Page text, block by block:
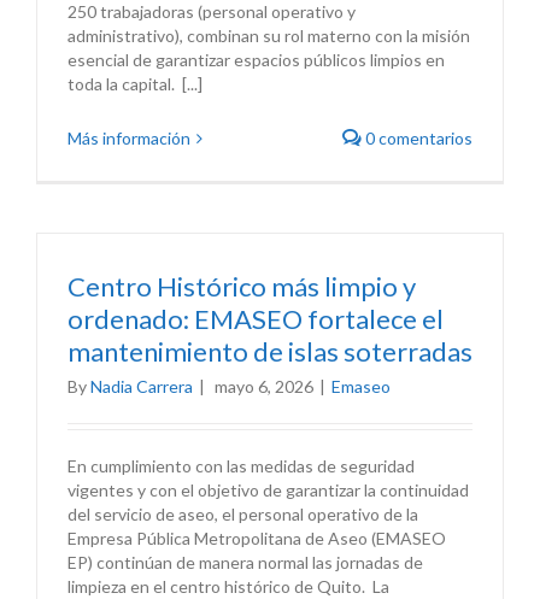
250 trabajadoras (personal operativo y
administrativo), combinan su rol materno con la misión
esencial de garantizar espacios públicos limpios en
toda la capital. [...]
Más información 0 comentarios
Centro Histórico más limpio y
ordenado: EMASEO fortalece el
mantenimiento de islas soterradas
ByNadia Carrera | mayo 6, 2026 | Emaseo
En cumplimiento con las medidas de seguridad
vigentes y con el objetivo de garantizar la continuidad
del servicio de aseo, el personal operativo de la
Empresa Pública Metropolitana de Aseo (EMASEO
EP) continúan de manera normal las jornadas de
limpieza en el centro histórico de Quito. La